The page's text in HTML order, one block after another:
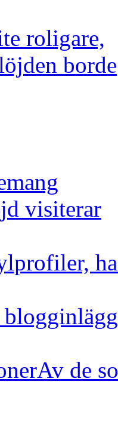
visiterar
Av de